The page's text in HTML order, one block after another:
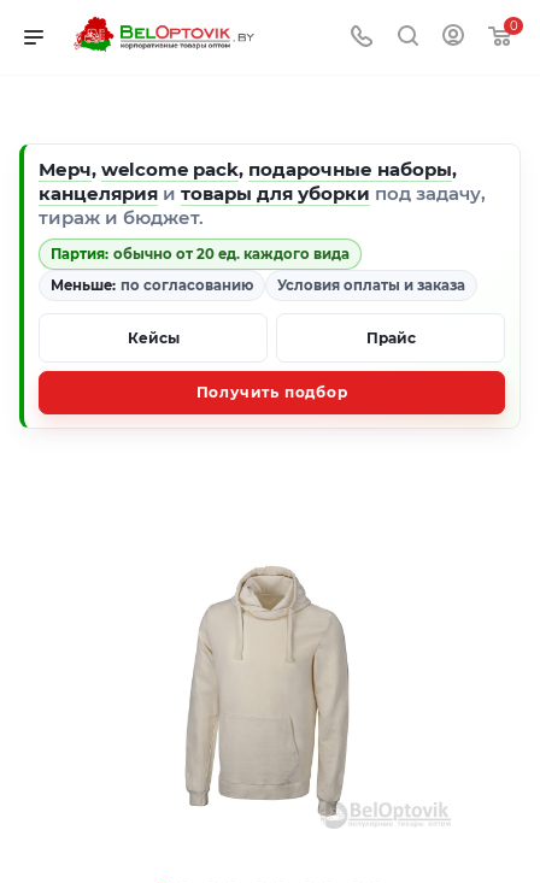
0
Мерч, welcome pack, подарочные наборы,
канцелярия и товары для уборки под задачу,
тираж и бюджет.
Партия: обычно от 20 ед. каждого вида
Меньше: по согласованию Условия оплаты и заказа
Кейсы Прайс
Получить подбор